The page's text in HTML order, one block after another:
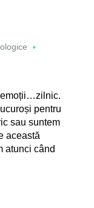
emoții…zilnic.
pentru
sau suntem
această
atunci când